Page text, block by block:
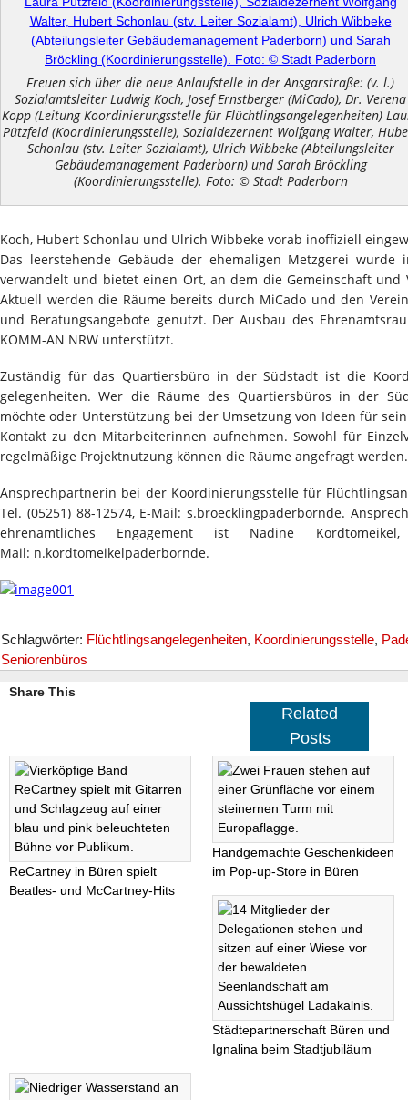
Freuen sich über die neue Anlaufstelle in der Ansgarstraße: (v. l.)
Sozialamtsleiter Ludwig Koch, Josef Ernstberger (MiCado), Dr. Verena
Kopp (Leitung Koordinierungsstelle für Flüchtlingsangelegenheiten)
Pützfeld (Koordinierungsstelle), Sozialdezernent Wolfgang Walter,
Schonlau (stv. Leiter Sozialamt), Ulrich Wibbeke (Abteilungsleiter
Gebäudemanagement Paderborn) und Sarah Bröckling
(Koordinierungsstelle). Foto: © Stadt Paderborn
Koch, Hubert Schonlau und Ulrich Wibbeke vorab inoffiziell
Das leerstehende Gebäude der ehemaligen Metzgerei wurde
verwandelt und bietet einen Ort, an dem die Gemeinschaft und
Aktuell werden die Räume bereits durch MiCado und den
und Beratungsangebote genutzt. Der Ausbau des
KOMM-AN NRW unterstützt.
Zuständig für das Quartiersbüro in der Südstadt ist die
gelegenheiten. Wer die Räume des Quartiersbüros in der
möchte oder Unterstützung bei der Umsetzung von Ideen für
Kontakt zu den Mitarbeiterinnen aufnehmen. Sowohl für
regelmäßige Projektnutzung können die Räume angefragt werden.
Ansprechpartnerin bei der Koordinierungsstelle für
Tel. (05251) 88-12574, E-Mail: s.broecklingpaderbornde.
ehrenamtliches Engagement ist Nadine
Mail: n.kordtomeikelpaderbornde.
Schlagwörter: Flüchtlingsangelegenheiten, Koordinierungsstelle,
Seniorenbüros
Share This
Related
Posts
ReCartney in Büren spielt
Beatles- und McCartney-Hits
Handgemachte Geschenkideen
im Pop-up-Store in Büren
Städtepartnerschaft Büren und
Ignalina beim Stadtjubiläum